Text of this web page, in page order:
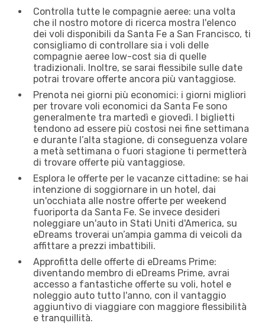
Controlla tutte le compagnie aeree: una volta
che il nostro motore di ricerca mostra l'elenco
dei voli disponibili da Santa Fe a San Francisco, ti
consigliamo di controllare sia i voli delle
compagnie aeree low-cost sia di quelle
tradizionali. Inoltre, se sarai flessibile sulle date
potrai trovare offerte ancora più vantaggiose.
Prenota nei giorni più economici: i giorni migliori
per trovare voli economici da Santa Fe sono
generalmente tra martedì e giovedì. I biglietti
tendono ad essere più costosi nei fine settimana
e durante l’alta stagione, di conseguenza volare
a metà settimana o fuori stagione ti permetterà
di trovare offerte più vantaggiose.
Esplora le offerte per le vacanze cittadine: se hai
intenzione di soggiornare in un hotel, dai
un'occhiata alle nostre offerte per weekend
fuoriporta da Santa Fe. Se invece desideri
noleggiare un'auto in Stati Uniti d'America, su
eDreams troverai un’ampia gamma di veicoli da
affittare a prezzi imbattibili.
Approfitta delle offerte di eDreams Prime:
diventando membro di eDreams Prime, avrai
accesso a fantastiche offerte su voli, hotel e
noleggio auto tutto l'anno, con il vantaggio
aggiuntivo di viaggiare con maggiore flessibilità
e tranquillità.